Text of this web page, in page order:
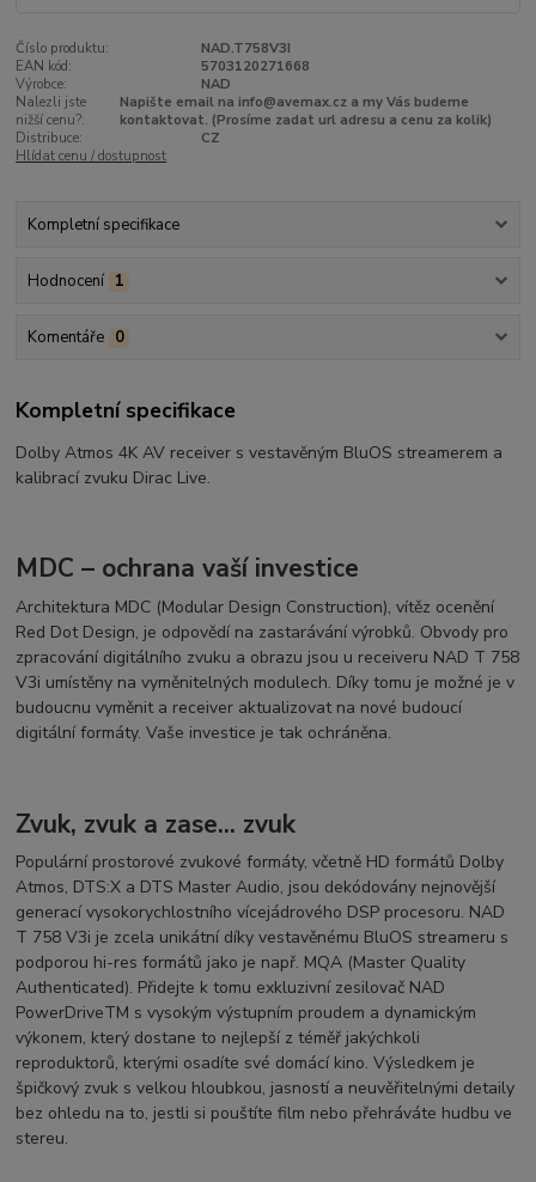
Číslo produktu:
NAD.T758V3I
EAN kód:
5703120271668
Výrobce:
NAD
Nalezli jste
nižší cenu?:
Napište email na info@avemax.cz a my Vás budeme
kontaktovat. (Prosíme zadat url adresu a cenu za kolik)
Distribuce:
CZ
Hlídat cenu / dostupnost
Kompletní specifikace
Hodnocení 1
Komentáře 0
Kompletní specifikace
Dolby Atmos 4K AV receiver s vestavěným BluOS streamerem a
kalibrací zvuku Dirac Live.
MDC – ochrana vaší investice
Architektura MDC (Modular Design Construction), vítěz ocenění
Red Dot Design, je odpovědí na zastarávání výrobků. Obvody pro
zpracování digitálního zvuku a obrazu jsou u receiveru NAD T 758
V3i umístěny na vyměnitelných modulech. Díky tomu je možné je v
budoucnu vyměnit a receiver aktualizovat na nové budoucí
digitální formáty. Vaše investice je tak ochráněna.
Zvuk, zvuk a zase... zvuk
Populární prostorové zvukové formáty, včetně HD formátů Dolby
Atmos, DTS:X a DTS Master Audio, jsou dekódovány nejnovější
generací vysokorychlostního vícejádrového DSP procesoru. NAD
T 758 V3i je zcela unikátní díky vestavěnému BluOS streameru s
podporou hi-res formátů jako je např. MQA (Master Quality
Authenticated). Přidejte k tomu exkluzivní zesilovač NAD
PowerDriveTM s vysokým výstupním proudem a dynamickým
výkonem, který dostane to nejlepší z téměř jakýchkoli
reproduktorů, kterými osadíte své domácí kino. Výsledkem je
špičkový zvuk s velkou hloubkou, jasností a neuvěřitelnými detaily
bez ohledu na to, jestli si pouštíte film nebo přehráváte hudbu ve
stereu.